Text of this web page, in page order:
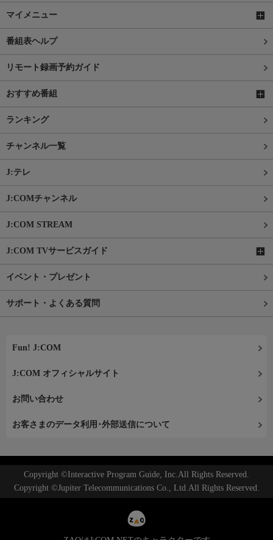
マイメニュー
番組表ヘルプ
リモート録画予約ガイド
おすすめ番組
ランキング
チャンネル一覧
J:テレ
J:COMチャンネル
J:COM STREAM
J:COM TVサービスガイド
イベント・プレゼント
サポート・よくある質問
Fun! J:COM
J:COM オフィシャルサイト
お問い合わせ
お客さまのデータ利用･外部送信について
Copyright ©Interactive Program Guide, Inc.All Rights Reserved.
Copyright ©Jupiter Telecommunications Co., Ltd.All Rights Reserved.